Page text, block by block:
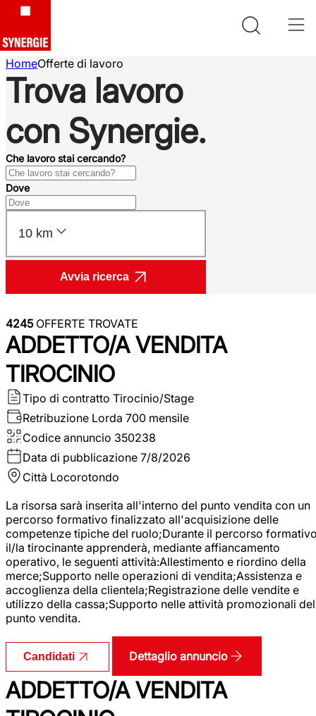
HomeOfferte di lavoro
Trova lavoro
con Synergie.
Che lavoro stai cercando?
Dove
10 km
Avvia ricerca
4245OFFERTE TROVATE
ADDETTO/A VENDITA
TIROCINIO
Tipo di contratto Tirocinio/Stage
Retribuzione Lorda 700 mensile
Codice annuncio 350238
Data di pubblicazione 7/8/2026
Città Locorotondo
La risorsa sarà inserita all'interno del punto vendita con un
percorso formativo finalizzato all'acquisizione delle
competenze tipiche del ruolo;Durante il percorso
il/la tirocinante apprenderà, mediante affiancamento
operativo, le seguenti attività:Allestimento e riordino della
merce;Supporto nelle operazioni di vendita;Assistenza e
accoglienza della clientela;Registrazione delle vendite e
utilizzo della cassa;Supporto nelle attività promozionali del
punto vendita.
Candidati Dettaglio annuncio
ADDETTO/A VENDITA